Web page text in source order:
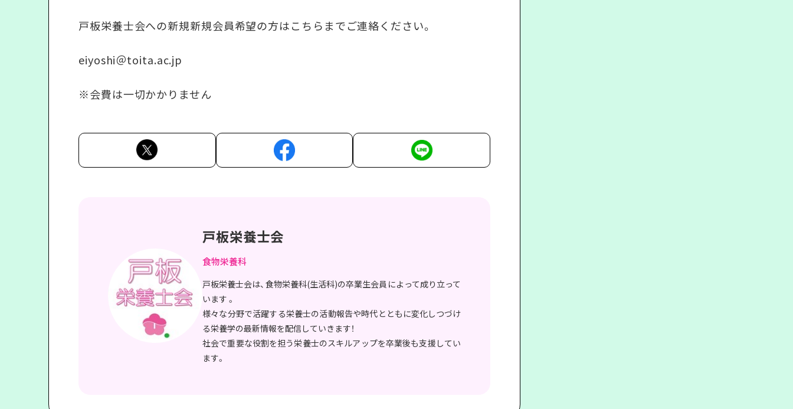
戸板栄養士会への新規新規会員希望の方はこちらまでご連絡ください。
eiyoshi＠toita.ac.jp
※会費は一切かかりません
戸板栄養士会
食物栄養科
戸板栄養士会は、食物栄養科(生活科)の卒業生会員によって成り立って
います 。
様々な分野で活躍する栄養士の活動報告や時代とともに変化しつづけ
る栄養学の最新情報を配信していきます！
社会で重要な役割を担う栄養士のスキルアップを卒業後も支援してい
ます。